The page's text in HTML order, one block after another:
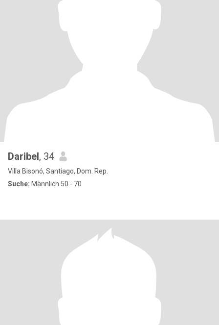
Daribel, 34
Villa Bisonó, Santiago, Dom. Rep.
Suche: Männlich 50 - 70